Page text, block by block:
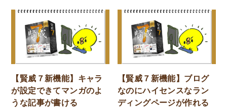
【賢威７新機能】キャラ
が設定できてマンガのよ
うな記事が書ける
【賢威７新機能】ブログ
なのにハイセンスなラン
ディングページが作れる